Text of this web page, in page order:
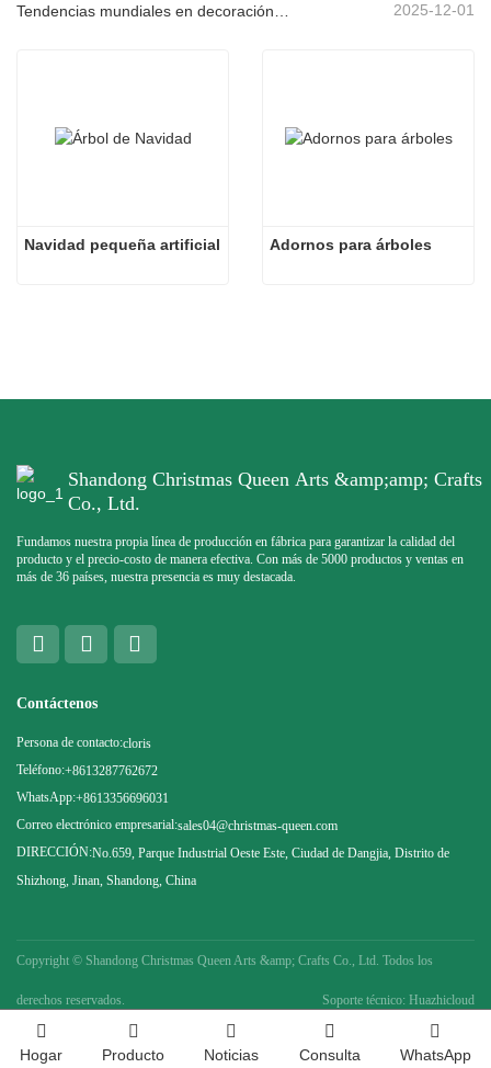
Tendencias mundiales en decoración navideña y por qué Christmas Queen sigue liderando el mercado 2025-12-01
Navidad pequeña artificial Adornos para árboles
Shandong Christmas Queen Arts &amp;amp; Crafts
Co., Ltd.
Fundamos nuestra propia línea de producción en fábrica para garantizar la calidad del
producto y el precio-costo de manera efectiva. Con más de 5000 productos y ventas en
más de 36 países, nuestra presencia es muy destacada.
Contáctenos
Persona de contacto:cloris
Teléfono:+8613287762672
WhatsApp:+8613356696031
Correo electrónico empresarial:sales04@christmas-queen.com
DIRECCIÓN:No.659, Parque Industrial Oeste Este, Ciudad de Dangjia, Distrito de
Shizhong, Jinan, Shandong, China
Copyright © Shandong Christmas Queen Arts &amp; Crafts Co., Ltd. Todos los
derechos reservados. Soporte técnico: Huazhicloud
Hogar Producto Noticias Consulta WhatsApp